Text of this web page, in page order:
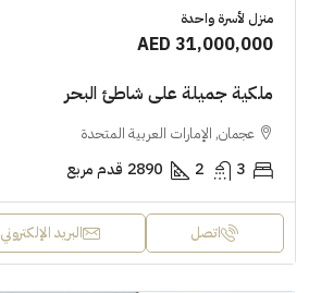
منزل لأسرة واحدة
AED 31,000,000
ملكية جميلة على شاطئ البحر
عجمان, الإمارات العربية المتحدة
3
2
2890 قدم مربع
اتصل البريد الإلكتروني